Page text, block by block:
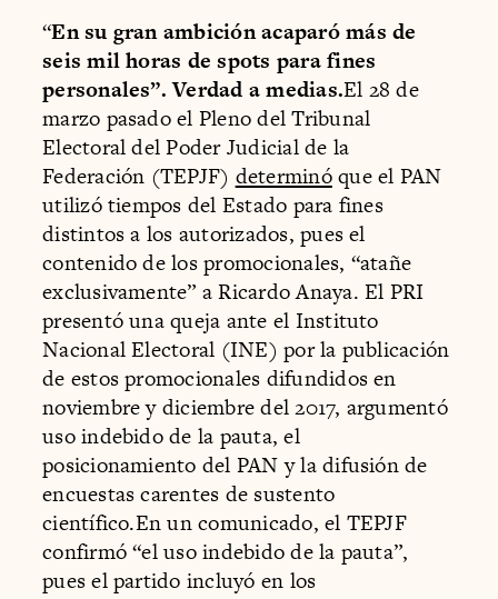
“En su gran ambición acaparó más de
seis mil horas de spots para fines
personales”. Verdad a medias.El 28 de
marzo pasado el Pleno del Tribunal
Electoral del Poder Judicial de la
Federación (TEPJF) determinóque el PAN
utilizó tiempos del Estado para fines
distintos a los autorizados, pues el
contenido de los promocionales, “atañe
exclusivamente” a Ricardo Anaya. El PRI
presentó una queja ante el Instituto
Nacional Electoral (INE) por la publicación
de estos promocionales difundidos en
noviembre y diciembre del 2017, argumentó
uso indebido de la pauta, el
posicionamiento del PAN y la difusión de
encuestas carentes de sustento
científico.En un comunicado, el TEPJF
confirmó “el uso indebido de la pauta”,
pues el partido incluyó en los